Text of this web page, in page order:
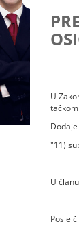
U
"11)
U
Posle